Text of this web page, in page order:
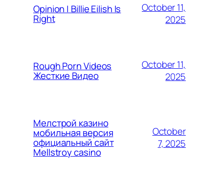
Opinion | Billie Eilish Is
Right
October 11,
2025
Rough Porn Videos
Жесткие Видео
October 11,
2025
Мелстрой казино
мобильная версия
официальный сайт
Mellstroy casino
October
7, 2025